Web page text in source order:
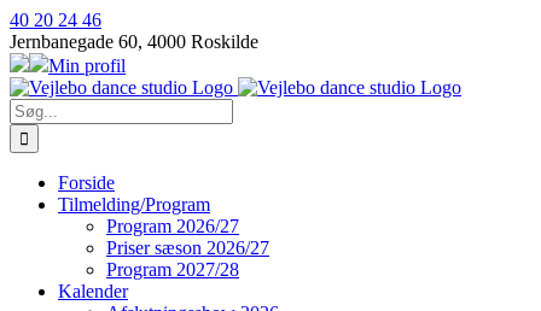
Skip
to
content
40 20 24 46
Jernbanegade 60, 4000 Roskilde
Min profil
Søg
efter:
Forside
Tilmelding/Program
Program 2026/27
Priser sæson 2026/27
Program 2027/28
Kalender